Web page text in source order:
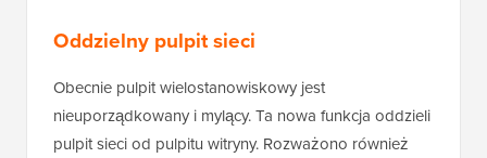
Oddzielny pulpit sieci
Obecnie pulpit wielostanowiskowy jest
nieuporządkowany i mylący. Ta nowa funkcja oddzieli
pulpit sieci od pulpitu witryny. Rozważono również